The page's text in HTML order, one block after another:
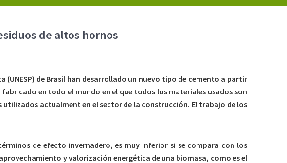
de altos hornos
(UNESP) de Brasil han desarrollado un nuevo tipo de cemento a partir
en todo el mundo en el que todos los materiales usados son
actualment en el sector de la construcción. El trabajo de los
de efecto invernadero, es muy inferior si se compara con los
y valorización energética de una biomasa, como es el